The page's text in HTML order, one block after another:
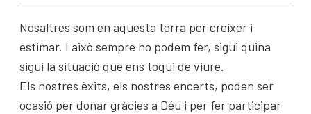
Nosaltres som en aquesta terra per créixer i
estimar. I això sempre ho podem fer, sigui quina
sigui la situació que ens toqui de viure.
Els nostres èxits, els nostres encerts, poden ser
ocasió per donar gràcies a Déu i per fer participar